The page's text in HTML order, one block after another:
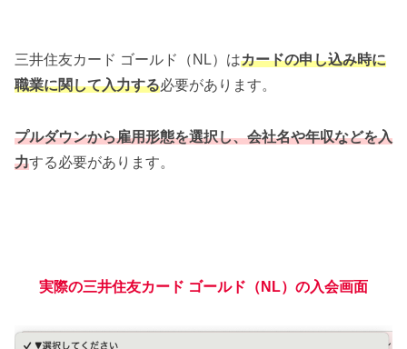
三井住友カード ゴールド（NL）はカードの申し込み時に
職業に関して入力する必要があります。
プルダウンから雇用形態を選択し、会社名や年収などを入
力する必要があります。
実際の三井住友カード ゴールド（NL）の入会画面